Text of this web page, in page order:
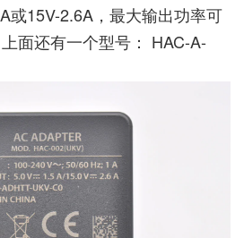
或15V-2.6A，最大输出功率可
面还有一个型号： HAC-A-